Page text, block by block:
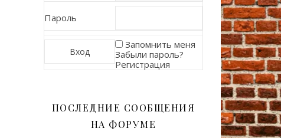
Пароль
Запомнить меня
Забыли пароль?
Регистрация
ПОСЛЕДНИЕ СООБЩЕНИЯ
НА ФОРУМЕ